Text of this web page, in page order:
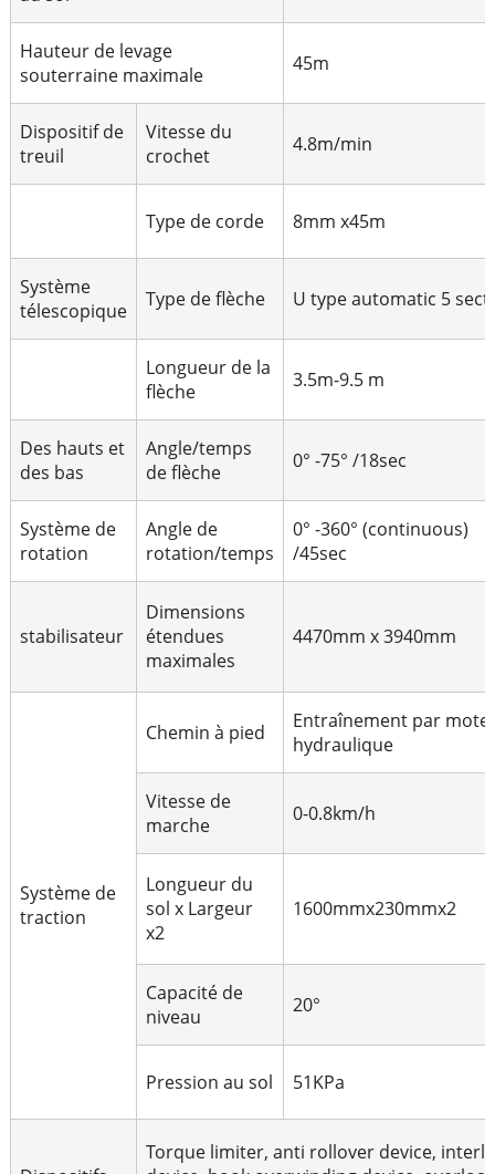
Hauteur de levage
souterraine maximale
45m
Dispositif de
treuil
Vitesse du
crochet
4.8m/min
Type de corde 8mm x45m
Système
télescopique
Type de flèche U type automatic 5
Longueur de la
flèche
3.5m-9.5 m
Des hauts et
des bas
Angle/temps
de flèche
0° -75° /18sec
Système de
rotation
Angle de
rotation/temps
0° -360° (continuous)
/45sec
stabilisateur
Dimensions
étendues
maximales
4470mm x 3940mm
Système de
traction
Chemin à pied
Entraînement par
hydraulique
Vitesse de
marche
0-0.8km/h
Longueur du
sol x Largeur
x2
1600mmx230mmx2
Capacité de
niveau
20°
Pression au sol 51KPa
Torque limiter, anti rollover device,